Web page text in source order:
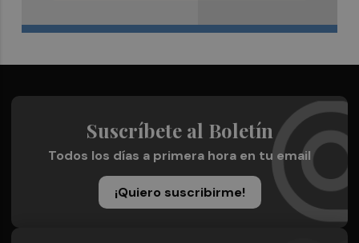
Suscríbete al Boletín
Todos los días a primera hora en tu email
¡Quiero suscribirme!